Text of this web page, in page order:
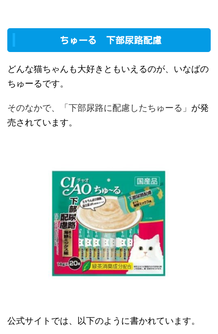
ちゅーる 下部尿路配慮
どんな猫ちゃんも大好きともいえるのが、いなばの
ちゅーるです。
そのなかで、「下部尿路に配慮したちゅーる」 が発
売されています。
公式サイトでは、以下のように書かれています。